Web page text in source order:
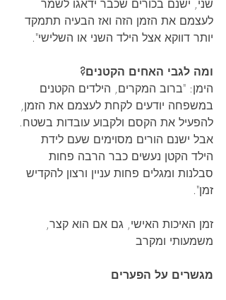
שני, ישנם בכורים שכבר ידאגו לשמר
לעצמם את הזמן הזה ואז הבעיה תתמקד
יותר דווקא אצל הילד השני או השלישי".
ומה לגבי האחים הקטנים?
הימן: "ברוב המקרים, הילדים הקטנים
במשפחה יודעים לקחת לעצמם את הזמן,
להפעיל את הקסם ולקבוע עובדות בשטח.
אבל ישנם הורים מסוימים שעם לידת
הילד הקטן נעשים כבר הרבה פחות
סבלנות ומגלים פחות עניין ורצון להקדיש
זמן".
זמן האיכות האישי, גם אם הוא קצר,
משמעותי ומקרב
מגשרים על הפערים